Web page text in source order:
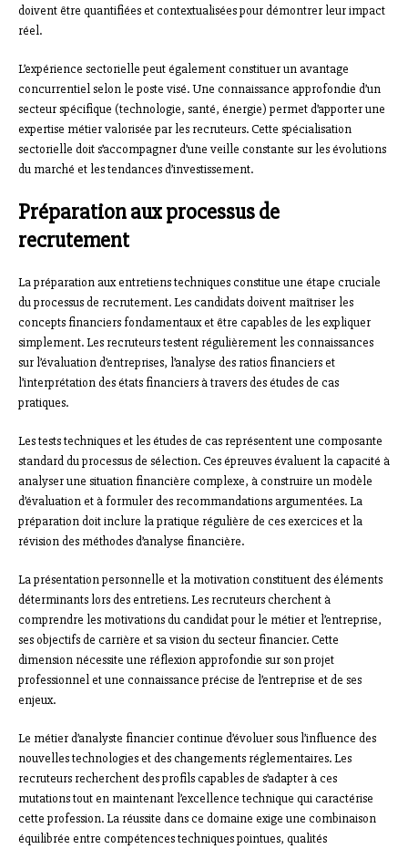
doivent être quantifiées et contextualisées pour démontrer leur impact
réel.
L’expérience sectorielle peut également constituer un avantage
concurrentiel selon le poste visé. Une connaissance approfondie d’un
secteur spécifique (technologie, santé, énergie) permet d’apporter une
expertise métier valorisée par les recruteurs. Cette spécialisation
sectorielle doit s’accompagner d’une veille constante sur les évolutions
du marché et les tendances d’investissement.
Préparation aux processus de
recrutement
La préparation aux entretiens techniques constitue une étape cruciale
du processus de recrutement. Les candidats doivent maîtriser les
concepts financiers fondamentaux et être capables de les expliquer
simplement. Les recruteurs testent régulièrement les connaissances
sur l’évaluation d’entreprises, l’analyse des ratios financiers et
l’interprétation des états financiers à travers des études de cas
pratiques.
Les tests techniques et les études de cas représentent une composante
standard du processus de sélection. Ces épreuves évaluent la capacité à
analyser une situation financière complexe, à construire un modèle
d’évaluation et à formuler des recommandations argumentées. La
préparation doit inclure la pratique régulière de ces exercices et la
révision des méthodes d’analyse financière.
La présentation personnelle et la motivation constituent des éléments
déterminants lors des entretiens. Les recruteurs cherchent à
comprendre les motivations du candidat pour le métier et l’entreprise,
ses objectifs de carrière et sa vision du secteur financier. Cette
dimension nécessite une réflexion approfondie sur son projet
professionnel et une connaissance précise de l’entreprise et de ses
enjeux.
Le métier d’analyste financier continue d’évoluer sous l’influence des
nouvelles technologies et des changements réglementaires. Les
recruteurs recherchent des profils capables de s’adapter à ces
mutations tout en maintenant l’excellence technique qui caractérise
cette profession. La réussite dans ce domaine exige une combinaison
équilibrée entre compétences techniques pointues, qualités